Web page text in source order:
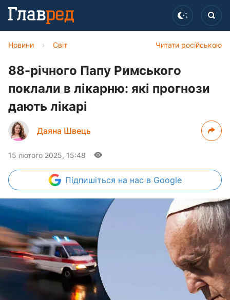
Читати російською
Новини › Світ
88-річного Папу Римського
поклали в лікарню: які прогнози
дають лікарі
Даяна Швець
15 лютого 2025, 15:48
Підпишіться на нас в Google